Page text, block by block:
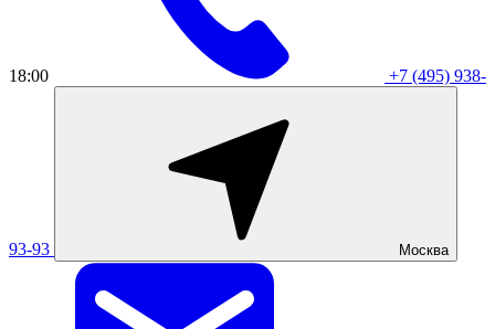
18:00 +7 (495) 938-
93-93 Москва